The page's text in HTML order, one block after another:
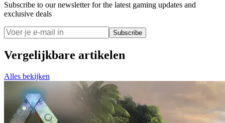
Subscribe to our newsletter for the latest gaming updates and
exclusive deals
Subscribe
Vergelijkbare artikelen
Alles bekijken